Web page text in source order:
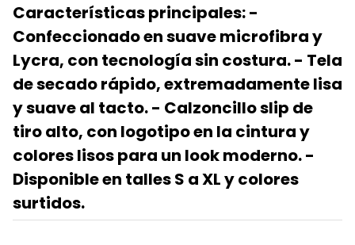
Características principales:-
Confeccionado en suave microfibra y
Lycra, con tecnología sin costura. - Tela
desecado rápido, extremadamente lisa
y suave al tacto. - Calzoncillo slip de
tiro alto, con logotipo en la cintura y
colores lisos para un look moderno. -
Disponible en talles S a XL y colores
surtidos.